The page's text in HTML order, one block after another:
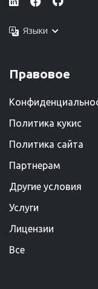
Языки
Правовое
Политика кукис
Политика сайта
Партнерам
Другие условия
Услуги
Лицензии
Все